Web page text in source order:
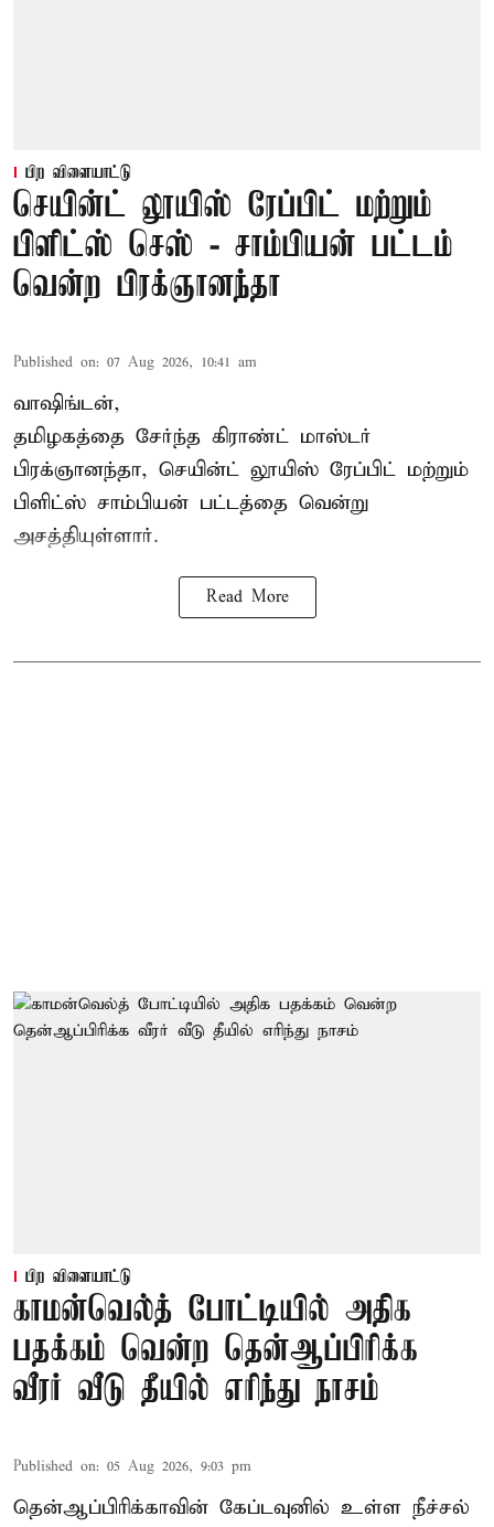
பிற விளையாட்டு
செயின்ட் லூயிஸ் ரேப்பிட் மற்றும்
பிளிட்ஸ் செஸ் - சாம்பியன் பட்டம்
வென்ற பிரக்ஞானந்தா
Published on: 07 Aug 2026, 10:41 am
வாஷிங்டன்,
தமிழகத்தை சேர்ந்த கிராண்ட் மாஸ்டர்
பிரக்ஞானந்தா, செயின்ட் லூயிஸ் ரேப்பிட் மற்றும்
பிளிட்ஸ் சாம்பியன் பட்டத்தை வென்று
அசத்தியுள்ளார்.
Read More
பிற விளையாட்டு
காமன்வெல்த் போட்டியில் அதிக
பதக்கம் வென்ற தென்ஆப்பிரிக்க
வீரர் வீடு தீயில் எரிந்து நாசம்
Published on: 05 Aug 2026, 9:03 pm
தென்ஆப்பிரிக்காவின் கேப்டவுனில் உள்ள நீச்சல்